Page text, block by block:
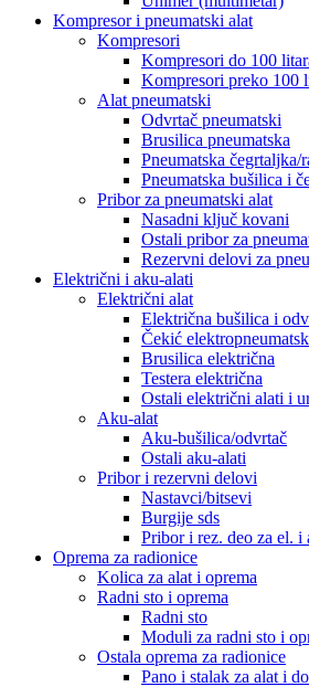
Kompresor i pneumatski alat
Kompresori
Kompresori do 100
Kompresori preko 100
Alat pneumatski
Odvrtač pneumatski
Brusilica pneumatska
Pneumatska čegrtaljka/
Pneumatska bušilica i
Pribor za pneumatski alat
Nasadni ključ kovani
Ostali pribor za
Rezervni delovi za
Električni i aku-alati
Električni alat
Električna bušilica i
Čekić
Brusilica električna
Testera električna
Ostali električni alati i
Aku-alat
Aku-bušilica/odvrtač
Ostali aku-alati
Pribor i rezervni delovi
Nastavci/bitsevi
Burgije sds
Pribor i rez. deo za el. i
Oprema za radionice
Kolica za alat i oprema
Radni sto i oprema
Radni sto
Moduli za radni sto i
Ostala oprema za radionice
Pano i stalak za alat i